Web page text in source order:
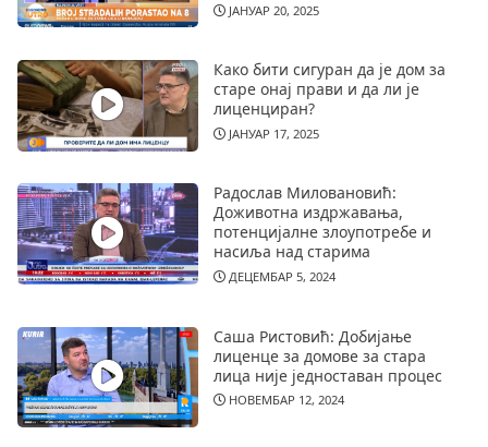
ЈАНУАР 20, 2025
Како бити сигуран да је дом за
старе онај прави и да ли је
лиценциран?
ЈАНУАР 17, 2025
Радослав Миловановић:
Доживотна издржавања,
потенцијалне злоупотребе и
насиља над старима
ДЕЦЕМБАР 5, 2024
Саша Ристовић: Добијање
лиценце за домове за стара
лица није једноставан процес
НОВЕМБАР 12, 2024